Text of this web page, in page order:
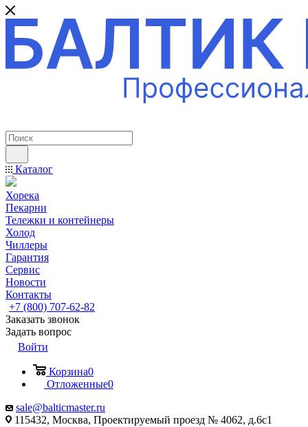
Каталог
Хорека
Пекарни
Тележки и контейнеры
Холод
Чиллеры
Гарантия
Сервис
Новости
Контакты
+7 (800) 707-62-82
Заказать звонок
Задать вопрос
Войти
Корзина0
Отложенные0
sale@balticmaster.ru
115432, Москва, Проектируемый проезд № 4062, д.6с1